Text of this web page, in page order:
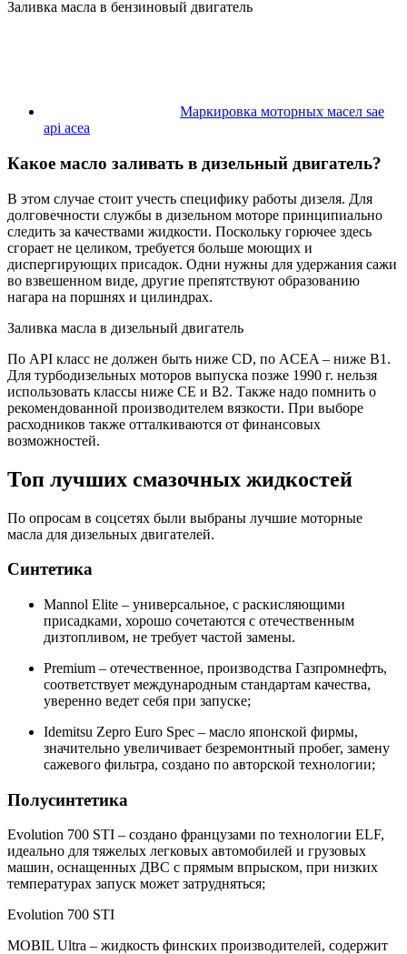
Заливка масла в бензиновый двигатель
Маркировка моторных масел sae
api acea
Какое масло заливать в дизельный двигатель?
В этом случае стоит учесть специфику работы дизеля. Для
долговечности службы в дизельном моторе принципиально
следить за качествами жидкости. Поскольку горючее здесь
сгорает не целиком, требуется больше моющих и
диспергирующих присадок. Одни нужны для удержания сажи
во взвешенном виде, другие препятствуют образованию
нагара на поршнях и цилиндрах.
Заливка масла в дизельный двигатель
По API класс не должен быть ниже CD, по ACEA – ниже B1.
Для турбодизельных моторов выпуска позже 1990 г. нельзя
использовать классы ниже CE и B2. Также надо помнить о
рекомендованной производителем вязкости. При выборе
расходников также отталкиваются от финансовых
возможностей.
Топ лучших смазочных жидкостей
По опросам в соцсетях были выбраны лучшие моторные
масла для дизельных двигателей.
Синтетика
Mannol Elite – универсальное, с раскисляющими
присадками, хорошо сочетаются с отечественным
дизтопливом, не требует частой замены.
Premium – отечественное, производства Газпромнефть,
соответствует международным стандартам качества,
уверенно ведет себя при запуске;
Idemitsu Zepro Euro Spec – масло японской фирмы,
значительно увеличивает безремонтный пробег, замену
сажевого фильтра, создано по авторской технологии;
Полусинтетика
Evolution 700 STI – создано французами по технологии ELF,
идеально для тяжелых легковых автомобилей и грузовых
машин, оснащенных ДВС с прямым впрыском, при низких
температурах запуск может затрудняться;
Evolution 700 STI
MOBIL Ultra – жидкость финских производителей, содержит